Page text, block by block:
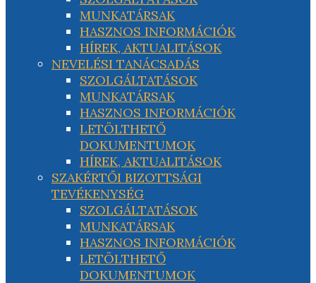
MUNKATÁRSAK
HASZNOS INFORMÁCIÓK
HÍREK, AKTUALITÁSOK
NEVELÉSI TANÁCSADÁS
SZOLGÁLTATÁSOK
MUNKATÁRSAK
HASZNOS INFORMÁCIÓK
LETÖLTHETŐ
DOKUMENTUMOK
HÍREK, AKTUALITÁSOK
SZAKÉRTŐI BIZOTTSÁGI
TEVÉKENYSÉG
SZOLGÁLTATÁSOK
MUNKATÁRSAK
HASZNOS INFORMÁCIÓK
LETÖLTHETŐ
DOKUMENTUMOK